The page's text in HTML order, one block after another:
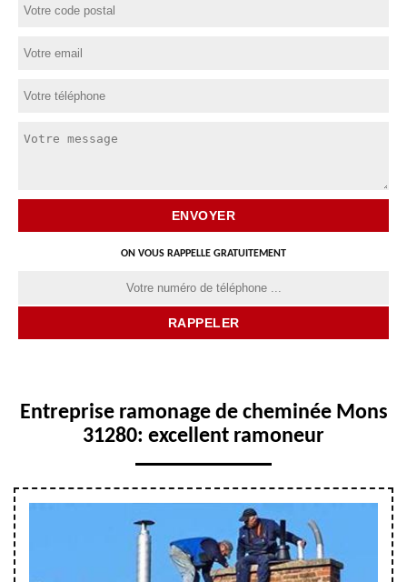
ON VOUS RAPPELLE GRATUITEMENT
Entreprise ramonage de cheminée Mons
31280: excellent ramoneur